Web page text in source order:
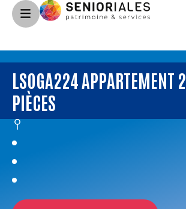
LSOGA224 APPARTEMENT 2
PIÈCES